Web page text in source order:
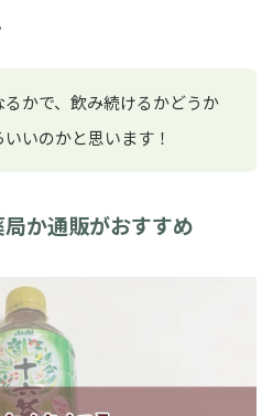
かで、飲み続けるかどうか
いのかと思います！
局か通販がおすすめ